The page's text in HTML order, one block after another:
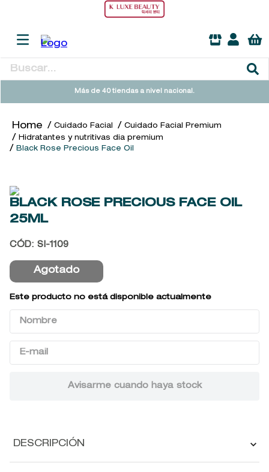
Buscar...
Más de 40 tiendas a nivel nacional.
Cuidado Facial
Cuidado Facial Premium
Hidratantes y nutritivas dia premium
Black Rose Precious Face Oil
BLACK ROSE PRECIOUS FACE OIL
25ML
CÓD: SI-1109
Agotado
Este producto no está disponible actualmente
DESCRIPCIÓN
TÉRMINOS MÁS BUSCADOS
2.
sol ipanema
.
cleanance
5.
ysl
6.
woods of windsor
8.
retrinal
9
10. john frieda